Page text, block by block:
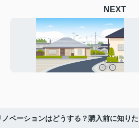
NEXT
ベーションはどうする？購入前に知り